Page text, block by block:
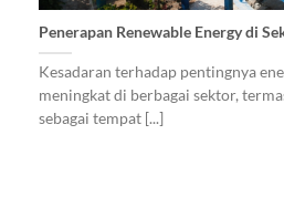
Penerapan Renewable Energy di
Kesadaran terhadap pentingnya
meningkat di berbagai sektor,
sebagai tempat [...]